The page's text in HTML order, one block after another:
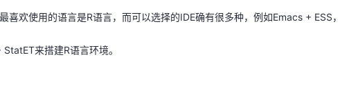
喜欢使用的语言是R语言，而可以选择的IDE确有很多种，例如Emacs + ESS，
来搭建R语言环境。